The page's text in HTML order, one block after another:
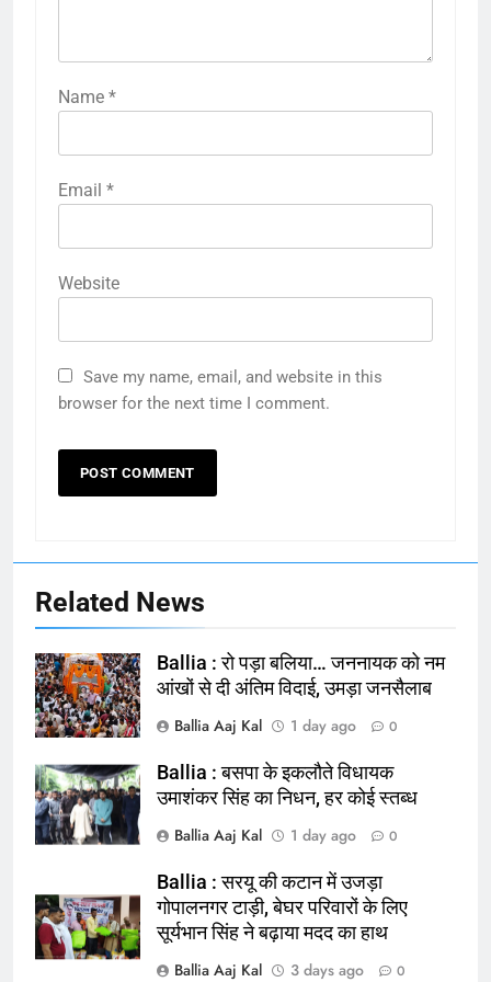
164
चिकित्सक, किया प्रदर्शन
NATIONAL बलिया
165
Ballia : बलिया बलिदान दिवस के मौके पर
Name *
Email *
Website
Save my name, email, and website in this
browser for the next time I comment.
Related News
Ballia : रो पड़ा बलिया… जननायक को नम
आंखों से दी अंतिम विदाई, उमड़ा जनसैलाब
Ballia Aaj Kal
1 day ago 0
Ballia : बसपा के इकलौते विधायक
उमाशंकर सिंह का निधन, हर कोई स्तब्ध
Ballia Aaj Kal
1 day ago 0
Ballia : सरयू की कटान में उजड़ा
गोपालनगर टाड़ी, बेघर परिवारों के लिए
सूर्यभान सिंह ने बढ़ाया मदद का हाथ
Ballia Aaj Kal
3 days ago 0